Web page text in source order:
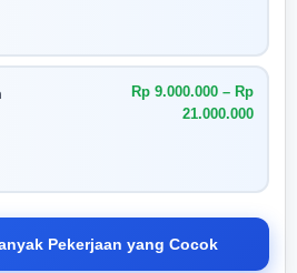
Rp 9.000.000 – Rp
21.000.000
Pekerjaan yang Cocok